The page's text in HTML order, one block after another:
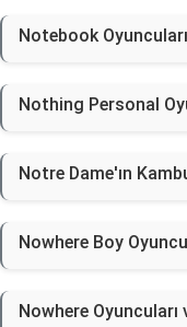
Notebook
Nothing Personal
Notre Dame'ın
Nowhere Boy
Nowhere Oyuncuları